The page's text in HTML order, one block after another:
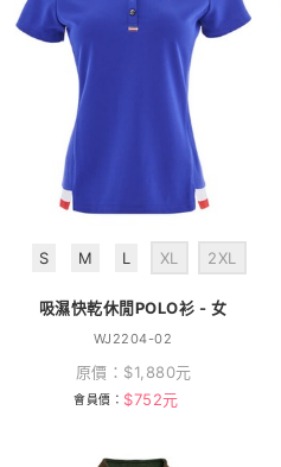
S M L XL 2XL
吸濕快乾休閒POLO衫 - 女
WJ2204-02
原價： $1,880元
會員價： $752元